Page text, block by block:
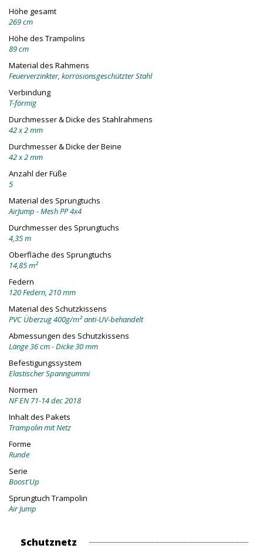
Höhe gesamt
269 cm
Höhe des Trampolins
89 cm
Material des Rahmens
Feuerverzinkter, korrosionsgeschützter Stahl
Verbindung
T-förmig
Durchmesser & Dicke des Stahlrahmens
42 x 2 mm
Durchmesser & Dicke der Beine
42 x 2 mm
Anzahl der Füße
5
Material des Sprungtuchs
AirJump - Mesh PP 4x4
Durchmesser des Sprungtuchs
4,35 m
Oberfläche des Sprungtuchs
14,85 m²
Federn
120 Federn, 210 mm
Material des Schutzkissens
PVC Überzug 400g/m² anti-UV-behandelt
Abmessungen des Schutzkissens
Länge 36 cm - Dicke 30 mm
Befestigungssystem
Elastischer Spanngummi
Normen
NF EN 71-14 dec 2018
Inhalt des Pakets
Trampolin mit Netz
Forme
Runde
Serie
Boost'Up
Sprungtuch Trampolin
Air Jump
Schutznetz